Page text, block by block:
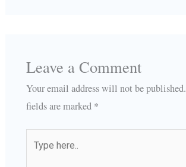
Leave a Comment
Your email address will not be published.
fields are marked *